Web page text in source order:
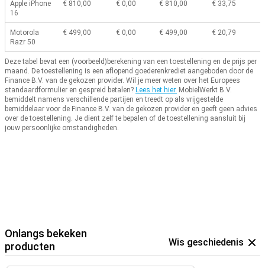
Apple iPhone
16
€ 810,00 € 0,00 € 810,00 € 33,75
Motorola
Razr 50
€ 499,00 € 0,00 € 499,00 € 20,79
Deze tabel bevat een (voorbeeld)berekening van een toestellening en de prijs per
maand. De toestellening is een aflopend goederenkrediet aangeboden door de
Finance B.V. van de gekozen provider. Wil je meer weten over het Europees
standaardformulier en gespreid betalen? Lees het hier. MobielWerkt B.V.
bemiddelt namens verschillende partijen en treedt op als vrijgestelde
bemiddelaar voor de Finance B.V. van de gekozen provider en geeft geen advies
over de toestellening. Je dient zelf te bepalen of de toestellening aansluit bij
jouw persoonlijke omstandigheden.
Onlangs bekeken
producten
Wis geschiedenis